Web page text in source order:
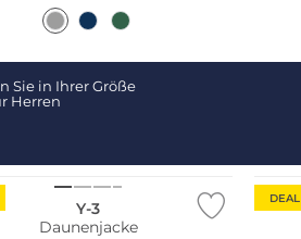
Sie in Ihrer Größe
Herren
Y-3
Daunenjacke
DEAL